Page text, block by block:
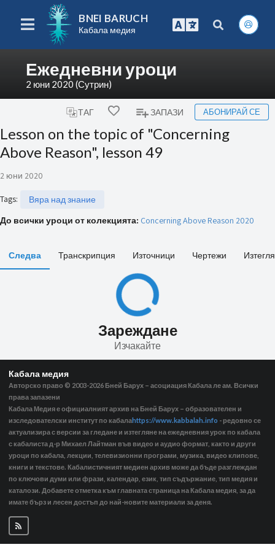
BNEI BARUCH
Кабала медия
Ежедневни уроци
2 юни 2020 (Сутрин)
ТАГ ЗАПАЗИ АБОНИРАЙ СЕ
Lesson on the topic of "Concerning
Above Reason", lesson 49
2 юни 2020
Tags:
Вяра над знание
До всички уроци от колекцията: Concerning Above Reason 2020
Следва Транскрипция Източници Чертежи
Зареждане
Изчакайте
Кабала медия
Авторско право © 2003-2026 Бней Барух – асоциация Кабала ле ам. Всички
права запазени
Кабала Медия е официалният архив на Бней Барух – образователен и
изследователски институт по кабалаhttps://www.kabbalah.info - редовно се
актуализира с версии за гледане и изтегляне на ежедневния урок по кабала
с кабалиста д-р Михаел Лайтман във видео и аудио формат, както и други
уроци по кабала, лекции, телевизионни програми, музика, видео клипове,
книги и текстове. Кабалистичният медиен архив може да бъде разглеждан
по ключови думи или фрази, календар, език, тип съдържание, тип медия и
каталози. Добавете отметка към главната страница на Кабала медия, за да
имате бърз и лесен достъп до най-новите материали за деня.